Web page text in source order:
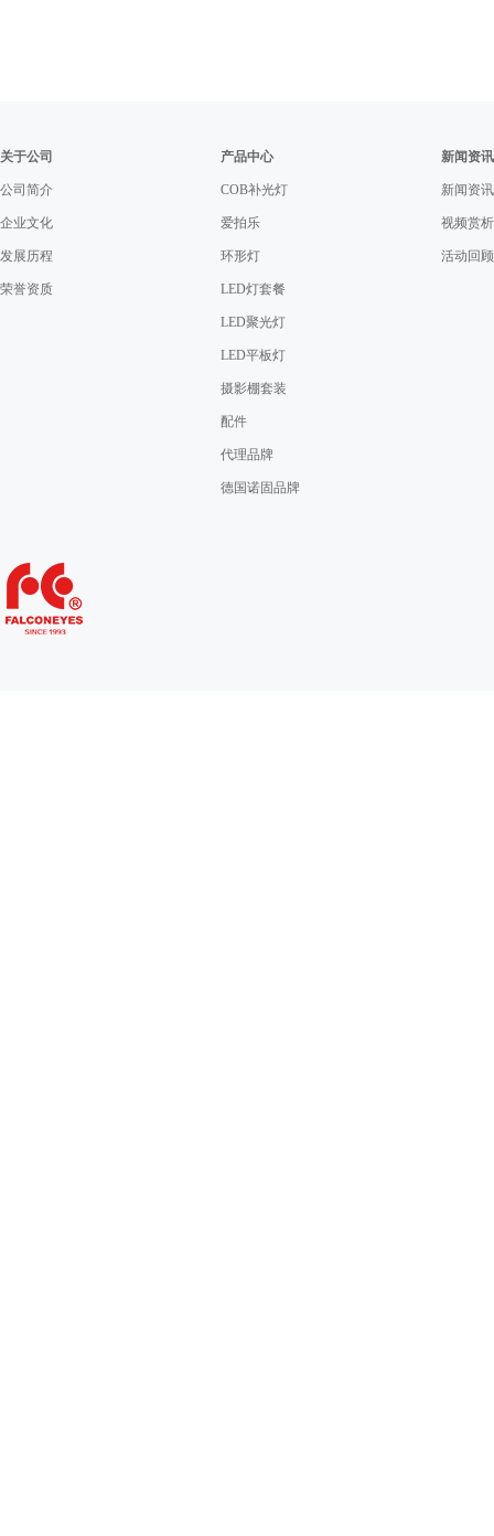
关于公司
公司简介
企业文化
发展历程
荣誉资质
产品中心
COB补光灯
爱拍乐
环形灯
LED灯套餐
LED聚光灯
LED平板灯
摄影棚套装
配件
代理品牌
德国诺固品牌
新闻资讯
新闻资讯
视频赏析
活动回顾